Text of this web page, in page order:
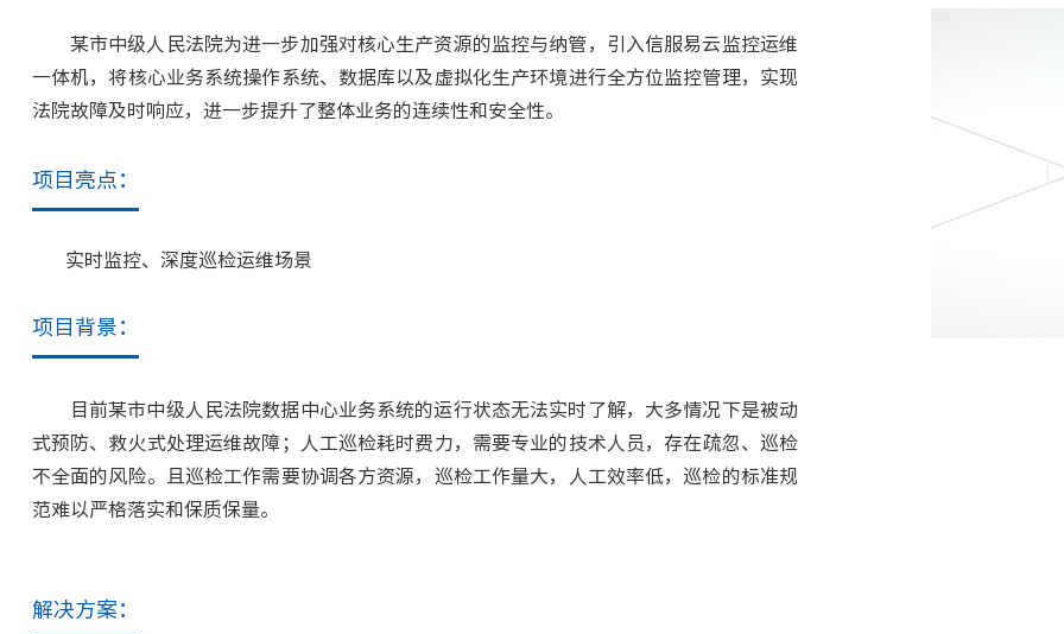
某市中级人民法院为进一步加强对核心生产资源的监控与纳管，引入信服易云监控运维
一体机，将核心业务系统操作系统、数据库以及虚拟化生产环境进行全方位监控管理，实现
法院故障及时响应，进一步提升了整体业务的连续性和安全性。
项目亮点：
实时监控、深度巡检运维场景
项目背景：
目前某市中级人民法院数据中心业务系统的运行状态无法实时了解，大多情况下是被动
式预防、救火式处理运维故障；人工巡检耗时费力，需要专业的技术人员，存在疏忽、巡检
不全面的风险。且巡检工作需要协调各方资源，巡检工作量大，人工效率低，巡检的标准规
范难以严格落实和保质保量。
解决方案：